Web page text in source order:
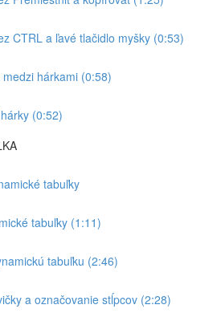
CTRL a ľavé tlačidlo myšky (0:53)
hárkami (0:58)
(0:52)
tabuľky
tabuľky (1:11)
tabuľku (2:46)
a označovanie stĺpcov (2:28)